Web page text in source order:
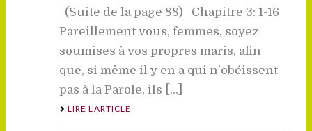
(Suite de la page 88) Chapitre 3: 1-16
Pareillement vous, femmes, soyez
soumises à vos propres maris, afin
que, si même il y en a qui n’obéissent
pas à la Parole, ils [...]
LIRE L'ARTICLE